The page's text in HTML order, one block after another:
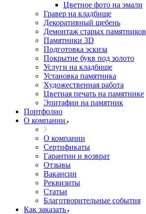
Цветное фото на эмали
Гравер на кладбище
Декоративный щебень
Демонтаж старых памятников
Памятники 3D
Подготовка эскиза
Покрытие букв под золото
Услуги на кладбище
Установка памятника
Художественная работа
Цветная печать на памятнике
Эпитафии на памятник
Портфолио
О компании
О компании
Сертификаты
Гарантии и возврат
Отзывы
Вакансии
Реквизиты
Статьи
Благотворительные события
Как заказать